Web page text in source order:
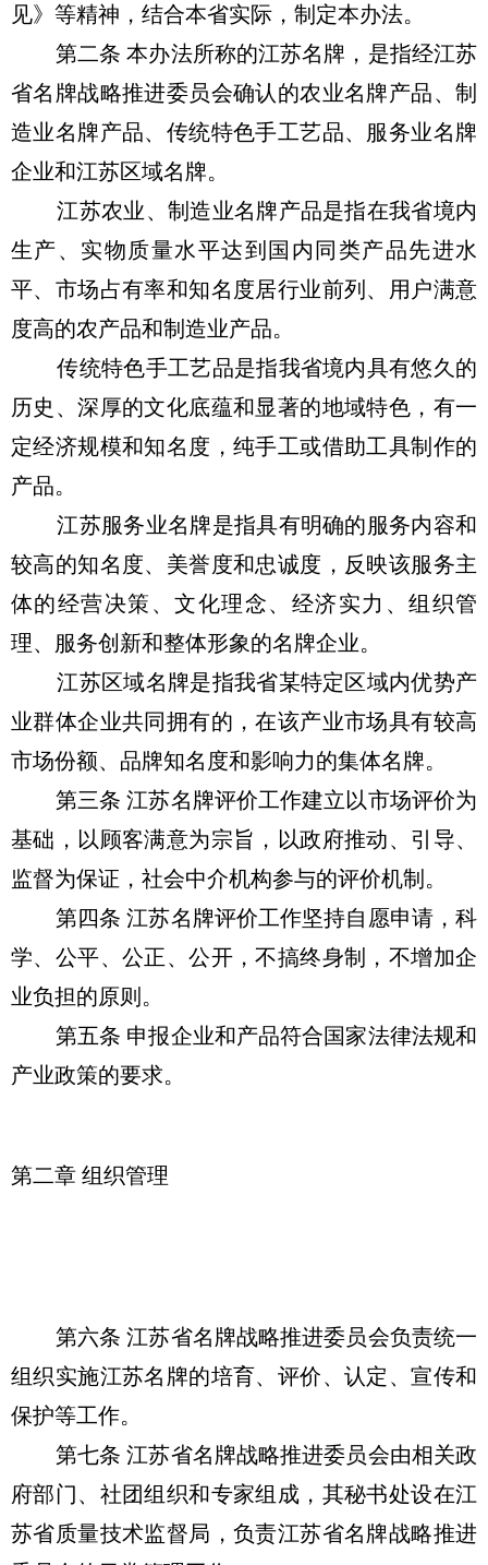
见》等精神，结合本省实际，制定本办法。
第二条 本办法所称的江苏名牌，是指经江苏
省名牌战略推进委员会确认的农业名牌产品、制
造业名牌产品、传统特色手工艺品、服务业名牌
企业和江苏区域名牌。
江苏农业、制造业名牌产品是指在我省境内
生产、实物质量水平达到国内同类产品先进水
平、市场占有率和知名度居行业前列、用户满意
度高的农产品和制造业产品。
传统特色手工艺品是指我省境内具有悠久的
历史、深厚的文化底蕴和显著的地域特色，有一
定经济规模和知名度，纯手工或借助工具制作的
产品。
江苏服务业名牌是指具有明确的服务内容和
较高的知名度、美誉度和忠诚度，反映该服务主
体的经营决策、文化理念、经济实力、组织管
理、服务创新和整体形象的名牌企业。
江苏区域名牌是指我省某特定区域内优势产
业群体企业共同拥有的，在该产业市场具有较高
市场份额、品牌知名度和影响力的集体名牌。
第三条 江苏名牌评价工作建立以市场评价为
基础，以顾客满意为宗旨，以政府推动、引导、
监督为保证，社会中介机构参与的评价机制。
第四条 江苏名牌评价工作坚持自愿申请，科
学、公平、公正、公开，不搞终身制，不增加企
业负担的原则。
第五条 申报企业和产品符合国家法律法规和
产业政策的要求。
第二章 组织管理
第六条 江苏省名牌战略推进委员会负责统一
组织实施江苏名牌的培育、评价、认定、宣传和
保护等工作。
第七条 江苏省名牌战略推进委员会由相关政
府部门、社团组织和专家组成，其秘书处设在江
苏省质量技术监督局，负责江苏省名牌战略推进